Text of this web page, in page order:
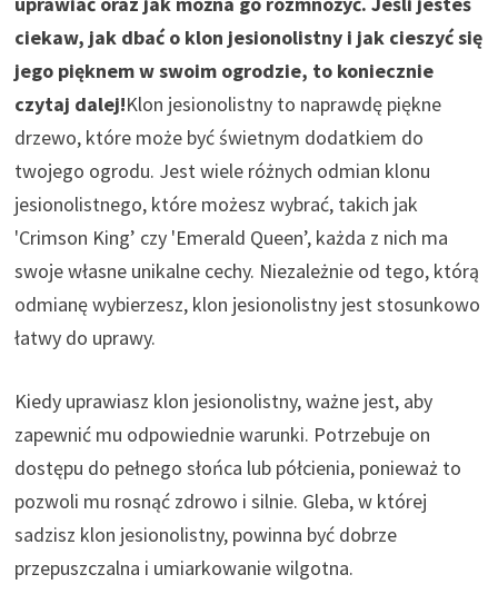
ciekaw, jak dbać o klon jesionolistny i jak cieszyć się
jego pięknem w swoim ogrodzie, to koniecznie
czytaj dalej!Klon jesionolistny to naprawdę piękne
drzewo, które może być świetnym dodatkiem do
twojego ogrodu. Jest wiele różnych odmian klonu
jesionolistnego, które możesz wybrać, takich jak
'Crimson King’ czy 'Emerald Queen’, każda z nich ma
swoje własne unikalne cechy. Niezależnie od tego, którą
odmianę wybierzesz, klon jesionolistny jest stosunkowo
łatwy do uprawy.
Kiedy uprawiasz klon jesionolistny, ważne jest, aby
zapewnić mu odpowiednie warunki. Potrzebuje on
dostępu do pełnego słońca lub półcienia, ponieważ to
pozwoli mu rosnąć zdrowo i silnie. Gleba, w której
sadzisz klon jesionolistny, powinna być dobrze
przepuszczalna i umiarkowanie wilgotna.